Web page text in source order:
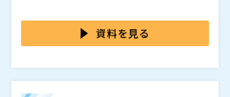
いたり、詳しい担当者が既に退職していたりと、必要な
情報が得られないことが頻発しています。その場しのぎ
ースも確保できず、負のスパイラルに陥ってしまうので
す。
目指して、ソースコードと実際のシステム挙動からドキ
ュメントを復元するリバースエンジニアリングに活路を
アプローチに思えますが、本当に全てのケースでリバー
スエンジニアリングが最適解と言えるのでしょうか？安
易な適用は、かえって問題を複雑化させるリスクがあり
ける重要ポイントを、実際の事例を交えてお伝えしま
す。「仕様書がない」「前任者がいない」などのブラッ
クボックス化したシステムの改修やマイグレーション、
バルテス・モバイルテクノロジー株式会社（
資料を見る